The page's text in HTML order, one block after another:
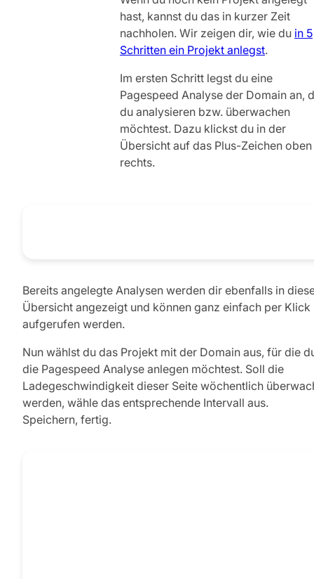
hast, kannst du das in kurzer Zeit
nachholen. Wir zeigen dir, wie du in 5
Schritten ein Projekt anlegst.
Im ersten Schritt legst du eine
Pagespeed Analyse der Domain an,
du analysieren bzw. überwachen
möchtest. Dazu klickst du in der
Übersicht auf das Plus-Zeichen oben
rechts.
Bereits angelegte Analysen werden dir ebenfalls in
Übersicht angezeigt und können ganz einfach per Klick
aufgerufen werden.
Nun wählst du das Projekt mit der Domain aus, für die
die Pagespeed Analyse anlegen möchtest. Soll die
Ladegeschwindigkeit dieser Seite wöchentlich
werden, wähle das entsprechende Intervall aus.
Speichern, fertig.